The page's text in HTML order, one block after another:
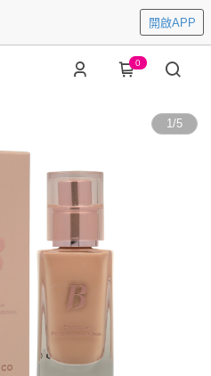
開啟APP
0
1/5